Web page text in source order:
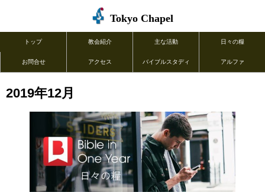
Tokyo Chapel
トップ 教会紹介 主な活動 日々の糧
お問合せ アクセス バイブルスタディ アルファ
2019年12月